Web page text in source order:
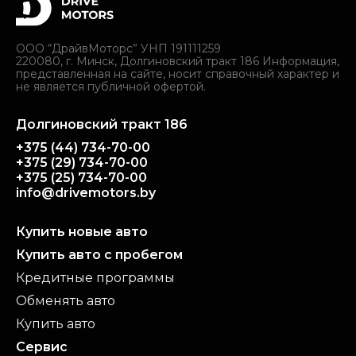
ООО “ДрайвМоторс” УНП 191111259
220080, г. Минск, Долгиновский тракт 186 Информация,
представленная на сайте, носит справочный характер и
не является публичной офертой.
Долгиновский тракт 186
+375 (44) 734-70-00
+375 (29) 734-70-00
+375 (25) 734-70-00
info@drivemotors.by
Купить новые авто
Купить авто с пробегом
Кредитные программы
Обменять авто
Купить авто
Сервис